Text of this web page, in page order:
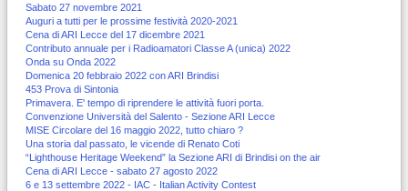
Sabato 27 novembre 2021
Auguri a tutti per le prossime festività 2020-2021
Cena di ARI Lecce del 17 dicembre 2021
Contributo annuale per i Radioamatori Classe A (unica) 2022
Onda su Onda 2022
Domenica 20 febbraio 2022 con ARI Brindisi
453 Prova di Sintonia
Primavera. E' tempo di riprendere le attività fuori porta.
Convenzione Università del Salento - Sezione ARI Lecce
MISE Circolare del 16 maggio 2022, tutto chiaro ?
Una storia dal passato, le vicende di Renato Coti
“Lighthouse Heritage Weekend” la Sezione ARI di Brindisi on the air
Cena di ARI Lecce - sabato 27 agosto 2022
6 e 13 settembre 2022 - IAC - Italian Activity Contest